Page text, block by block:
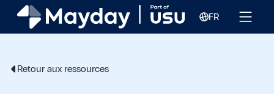
FR
Retour aux ressources